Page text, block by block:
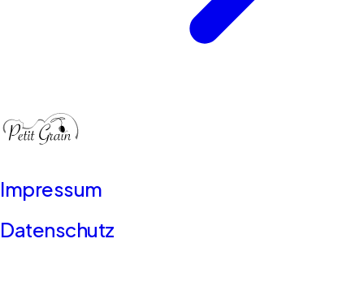
Impressum
Datenschutz